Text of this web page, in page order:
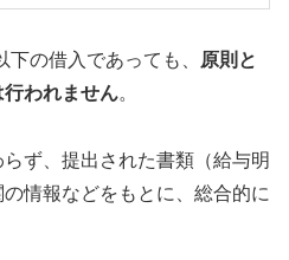
の借入であっても、
原則と
行われません。
ず、提出された書類（給与明
情報などをもとに、総合的に